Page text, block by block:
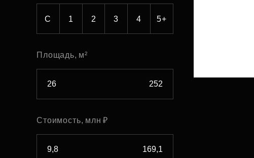
С 1 2 3 4 5+
Площадь, м²
Стоимость, млн ₽